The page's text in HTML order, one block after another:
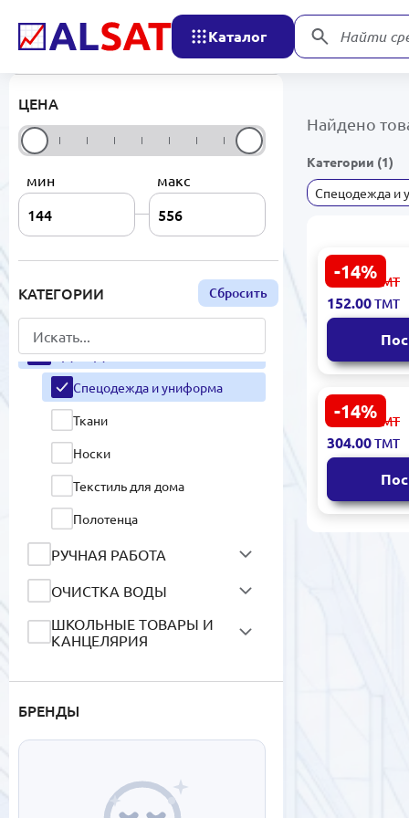
Каталог Найти
ЦЕНА
мин макс
КАТЕГОРИИ Сбросить
РАСПРОДАЖА
БЫТОВАЯ ТЕХНИКА
ТЕХНИЧЕСКОЕ
ОБСЛУЖИВАНИЕ И
СТРОИТЕЛЬСТВО И
РЕМОНТ
ОДЕЖДА И ТЕКСТИЛЬ
Спецодежда и униформа
Ткани
Носки
Текстиль для дома
Полотенца
РУЧНАЯ РАБОТА
ОЧИСТКА ВОДЫ
ШКОЛЬНЫЕ ТОВАРЫ И
КАНЦЕЛЯРИЯ
МОТОРНЫЕ МАСЛА И
СМАЗОЧНЫЕ
МАТЕРИАЛЫ
КОНДИЦИОНИРОВАНИЯ
И ВЕНТИЛЯЦИИ
БРЕНДЫ
Найдено
Категории (1)
Спецодежда и
-14%
Sarayan
Фартук-
Текстиль
Размер
178.00ТМТ
152.00ТМТ
-14%
Saraýan
прочной
ткани
356.00ТМТ
304.00ТМТ